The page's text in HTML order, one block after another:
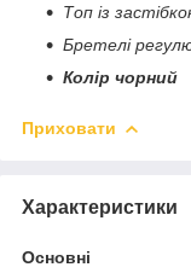
Топ із
Бретелі
Колір чорний
Приховати
Характеристики
Основні